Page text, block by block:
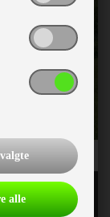
alle